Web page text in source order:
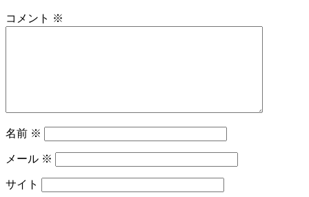
コメント ※
名前 ※
メール ※
サイト